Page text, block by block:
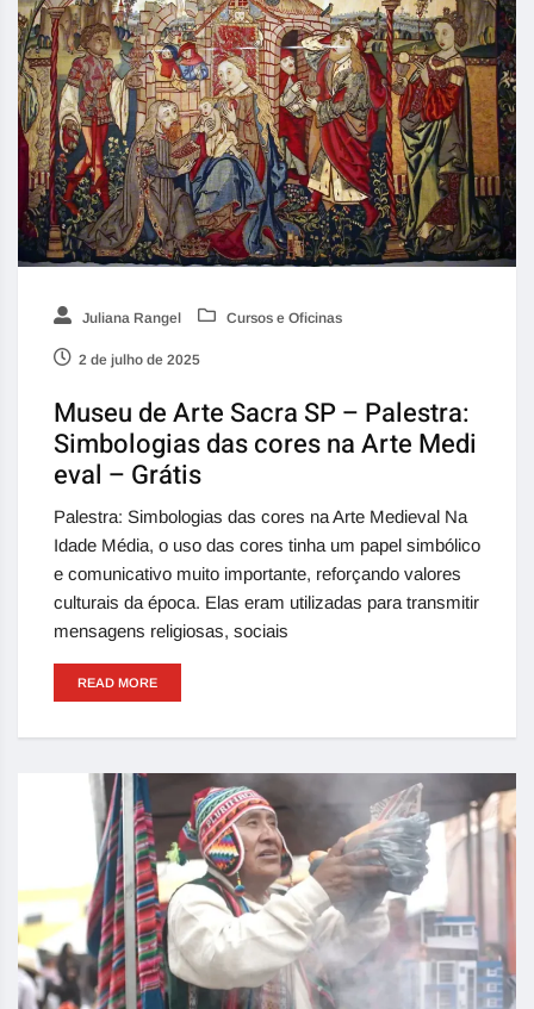
Juliana Rangel Cursos e Oficinas
2 de julho de 2025
Museu de Arte Sacra SP – Palestra:
Simbologias das cores na Arte Medi
eval – Grátis
Palestra: Simbologias das cores na Arte Medieval Na
Idade Média, o uso das cores tinha um papel simbólico
e comunicativo muito importante, reforçando valores
culturais da época. Elas eram utilizadas para transmitir
mensagens religiosas, sociais
READ MORE